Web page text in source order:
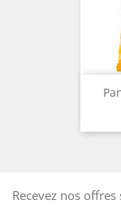
Recevez nos offres